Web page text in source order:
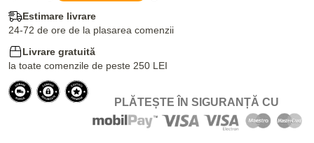
Estimare livrare
24-72 de ore de la plasarea comenzii
Livrare gratuită
la toate comenzile de peste 250 LEI
PLĂTEȘTE ÎN SIGURANȚĂ CU